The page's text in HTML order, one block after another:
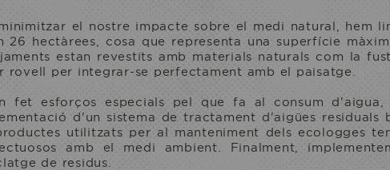
el nostre impacte sobre el medi natural, hem
26 hectàrees, cosa que representa una superfície
estan revestits amb materials naturals com la
rovell per integrar-se perfectament amb el paisatge.
fet esforços especials pel que fa al consum
d'un sistema de tractament d'aigües residuals
utilitzats per al manteniment dels ecologges
amb el medi ambient. Finalment,
de residus.